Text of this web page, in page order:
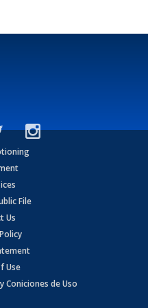
File
Us
Use
Coniciones de Uso